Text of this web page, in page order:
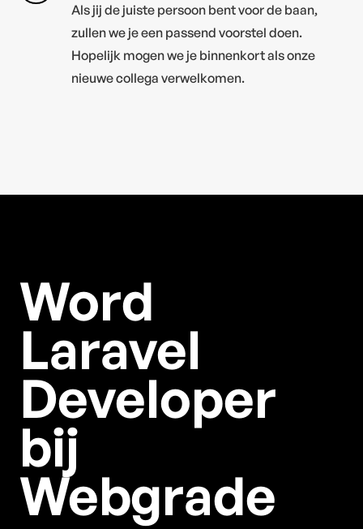
Als jij de juiste persoon bent voor de baan,
zullen we je een passend voorstel doen.
Hopelijk mogen we je binnenkort als onze
nieuwe collega verwelkomen.
Word
Laravel
Developer
bij
Webgrade